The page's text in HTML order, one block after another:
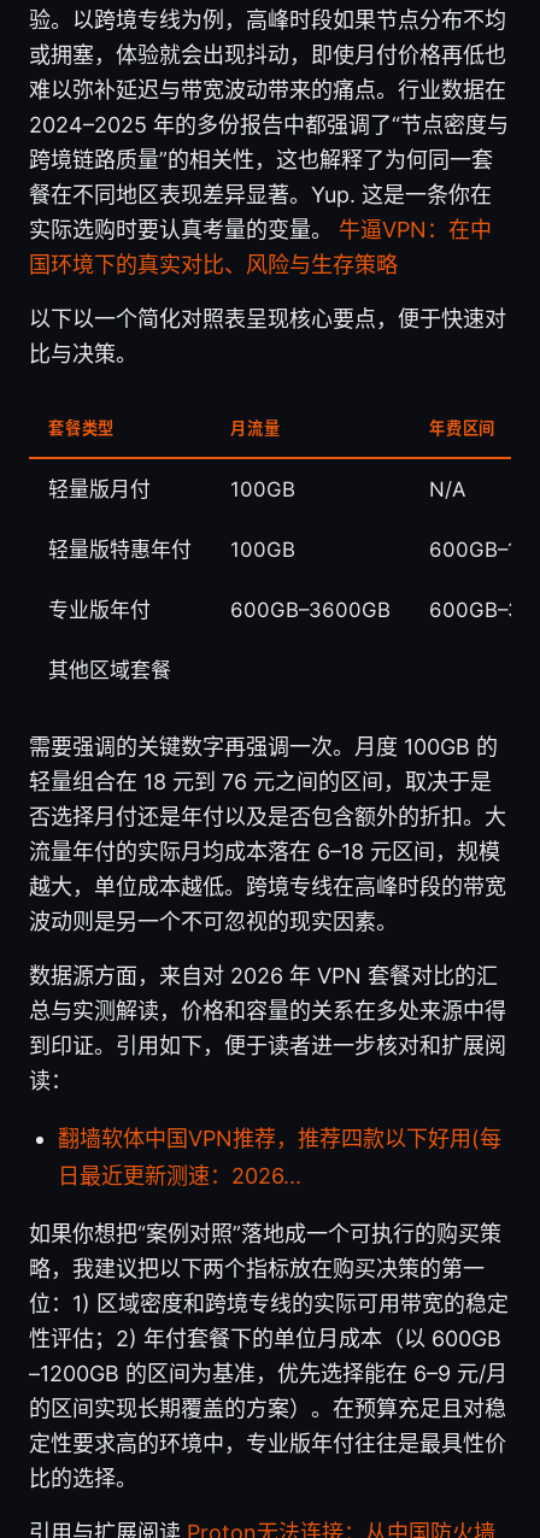
验。以跨境专线为例，高峰时段如果节点分布不均
或拥塞，体验就会出现抖动，即使月付价格再低也
难以弥补延迟与带宽波动带来的痛点。行业数据在
2024–2025 年的多份报告中都强调了“节点密度与
跨境链路质量”的相关性，这也解释了为何同一套
餐在不同地区表现差异显著。Yup. 这是一条你在
实际选购时要认真考量的变量。 牛逼VPN：在中
国环境下的真实对比、风险与生存策略
以下以一个简化对照表呈现核心要点，便于快速对
比与决策。
套餐类型 月流量 年费区间
轻量版月付 100GB N/A
轻量版特惠年付 100GB
专业版年付 600GB–3600GB
其他区域套餐
需要强调的关键数字再强调一次。月度 100GB 的
轻量组合在 18 元到 76 元之间的区间，取决于是
否选择月付还是年付以及是否包含额外的折扣。大
流量年付的实际月均成本落在 6–18 元区间，规模
越大，单位成本越低。跨境专线在高峰时段的带宽
波动则是另一个不可忽视的现实因素。
数据源方面，来自对 2026 年 VPN 套餐对比的汇
总与实测解读，价格和容量的关系在多处来源中得
到印证。引用如下，便于读者进一步核对和扩展阅
读：
翻墙软体中国VPN推荐，推荐四款以下好用(每
日最近更新测速：2026...
如果你想把“案例对照”落地成一个可执行的购买策
略，我建议把以下两个指标放在购买决策的第一
位：1) 区域密度和跨境专线的实际可用带宽的稳定
性评估；2) 年付套餐下的单位月成本（以 600GB
–1200GB 的区间为基准，优先选择能在 6–9 元/月
的区间实现长期覆盖的方案）。在预算充足且对稳
定性要求高的环境中，专业版年付往往是最具性价
比的选择。
引用与扩展阅读 Proton无法连接：从中国防火墙